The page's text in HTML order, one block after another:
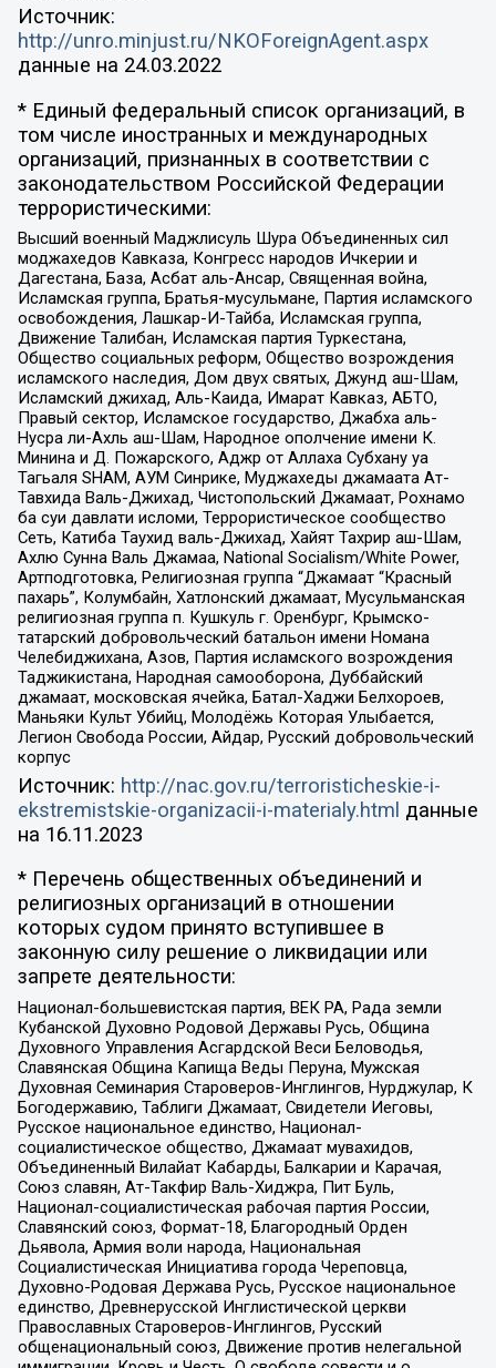
Источник:
http://unro.minjust.ru/NKOForeignAgent.aspx
данные на 24.03.2022
* Единый федеральный список организаций, в
том числе иностранных и международных
организаций, признанных в соответствии с
законодательством Российской Федерации
террористическими:
Высший военный Маджлисуль Шура Объединенных сил
моджахедов Кавказа, Конгресс народов Ичкерии и
Дагестана, База, Асбат аль-Ансар, Священная война,
Исламская группа, Братья-мусульмане, Партия исламского
освобождения, Лашкар-И-Тайба, Исламская группа,
Движение Талибан, Исламская партия Туркестана,
Общество социальных реформ, Общество возрождения
исламского наследия, Дом двух святых, Джунд аш-Шам,
Исламский джихад, Аль-Каида, Имарат Кавказ, АБТО,
Правый сектор, Исламское государство, Джабха аль-
Нусра ли-Ахль аш-Шам, Народное ополчение имени К.
Минина и Д. Пожарского, Аджр от Аллаха Субхану уа
Тагьаля SHAM, АУМ Синрике, Муджахеды джамаата Ат-
Тавхида Валь-Джихад, Чистопольский Джамаат, Рохнамо
ба суи давлати исломи, Террористическое сообщество
Сеть, Катиба Таухид валь-Джихад, Хайят Тахрир аш-Шам,
Ахлю Сунна Валь Джамаа, National Socialism/White Power,
Артподготовка, Религиозная группа “Джамаат “Красный
пахарь”, Колумбайн, Хатлонский джамаат, Мусульманская
религиозная группа п. Кушкуль г. Оренбург, Крымско-
татарский добровольческий батальон имени Номана
Челебиджихана, Азов, Партия исламского возрождения
Таджикистана, Народная самооборона, Дуббайский
джамаат, московская ячейка, Батал-Хаджи Белхороев,
Маньяки Культ Убийц, Молодёжь Которая Улыбается,
Легион Свобода России, Айдар, Русский добровольческий
корпус
Источник: http://nac.gov.ru/terroristicheskie-i-
ekstremistskie-organizacii-i-materialy.html данные
на 16.11.2023
* Перечень общественных объединений и
религиозных организаций в отношении
которых судом принято вступившее в
законную силу решение о ликвидации или
запрете деятельности:
Национал-большевистская партия, ВЕК РА, Рада земли
Кубанской Духовно Родовой Державы Русь, Община
Духовного Управления Асгардской Веси Беловодья,
Славянская Община Капища Веды Перуна, Мужская
Духовная Семинария Староверов-Инглингов, Нурджулар, К
Богодержавию, Таблиги Джамаат, Свидетели Иеговы,
Русское национальное единство, Национал-
социалистическое общество, Джамаат мувахидов,
Объединенный Вилайат Кабарды, Балкарии и Карачая,
Союз славян, Ат-Такфир Валь-Хиджра, Пит Буль,
Национал-социалистическая рабочая партия России,
Славянский союз, Формат-18, Благородный Орден
Дьявола, Армия воли народа, Национальная
Социалистическая Инициатива города Череповца,
Духовно-Родовая Держава Русь, Русское национальное
единство, Древнерусской Инглистической церкви
Православных Староверов-Инглингов, Русский
общенациональный союз, Движение против нелегальной